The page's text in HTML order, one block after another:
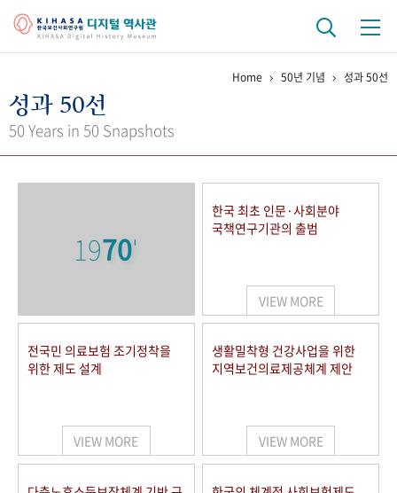
걸어온 길 기관 변천사
키워드로 보는 연구 역사
연구자들
사진 아카이브 문서 기록물 행정박물 영상 기록물
50+1 주년 기념
세계와 함께 한 KIHASA
Home 50년 기념 성과 50선
성과 50선
50 Years in 50 Snapshots
1970'
한국 최초 인문·사회분야
국책연구기관의 출범
VIEW MORE
전국민 의료보험 조기정착을
위한 제도 설계
VIEW MORE
생활밀착형 건강사업을 위한
지역보건의료제공체계 제안
VIEW MORE